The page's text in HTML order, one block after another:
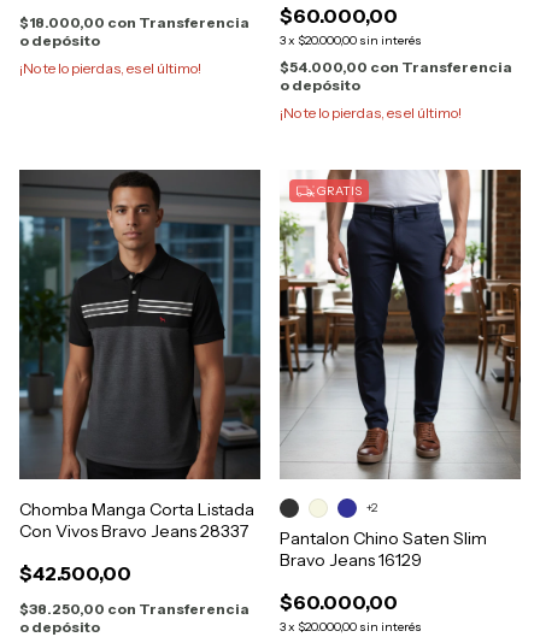
$18.000,00 con Transferencia
o depósito
¡No te lo pierdas, es el último!
$60.000,00
3x $20.000,00 sin interés
$54.000,00 con Transferencia
o depósito
¡No te lo pierdas, es el último!
Chomba Manga Corta Listada
Con Vivos Bravo Jeans 28337
$42.500,00
$38.250,00 con Transferencia
o depósito
GRATIS
Pantalon Chino Saten Slim
Bravo Jeans 16129
$60.000,00
3x $20.000,00 sin interés
+2